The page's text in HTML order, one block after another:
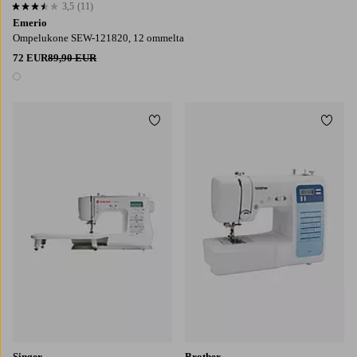
Emerio
Ompelukone SEW-121820, 12 ommelta
72 EUR89,90 EUR
1 väri
3,5 perustuen 11 arvosanaan
3,5 (11)
Lisää suosikkeihin